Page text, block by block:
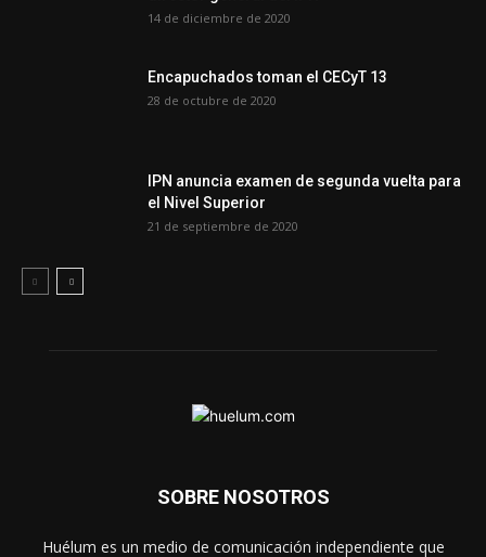
14 de diciembre de 2020
Encapuchados toman el CECyT 13
28 de octubre de 2020
IPN anuncia examen de segunda vuelta para
el Nivel Superior
21 de septiembre de 2020
SOBRE NOSOTROS
Huélum es un medio de comunicación independiente que